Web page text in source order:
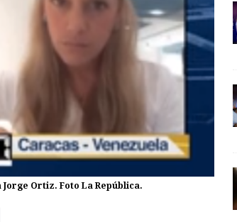
Ortiz. Foto La República.